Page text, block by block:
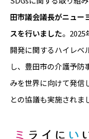
田市議会議長がニュー
スを行いました。2025
開発に関するハイレベ
し、豊田市の介護予防
みを世界に向けて発信
との協議も実施されま